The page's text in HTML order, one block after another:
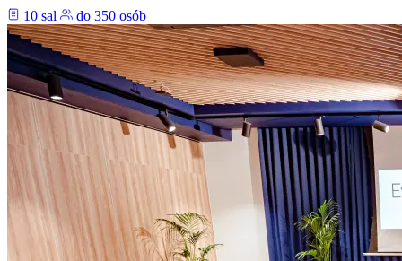
10 sal
do 350 osób